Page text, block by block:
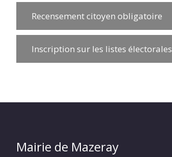
Recensement citoyen obligatoire
Inscription sur les listes électorales
Mairie de Mazeray